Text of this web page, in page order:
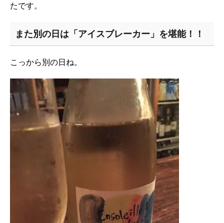
たです。
また別の日は「アイスブレーカー」を堪能！！
こっから別の日ね。